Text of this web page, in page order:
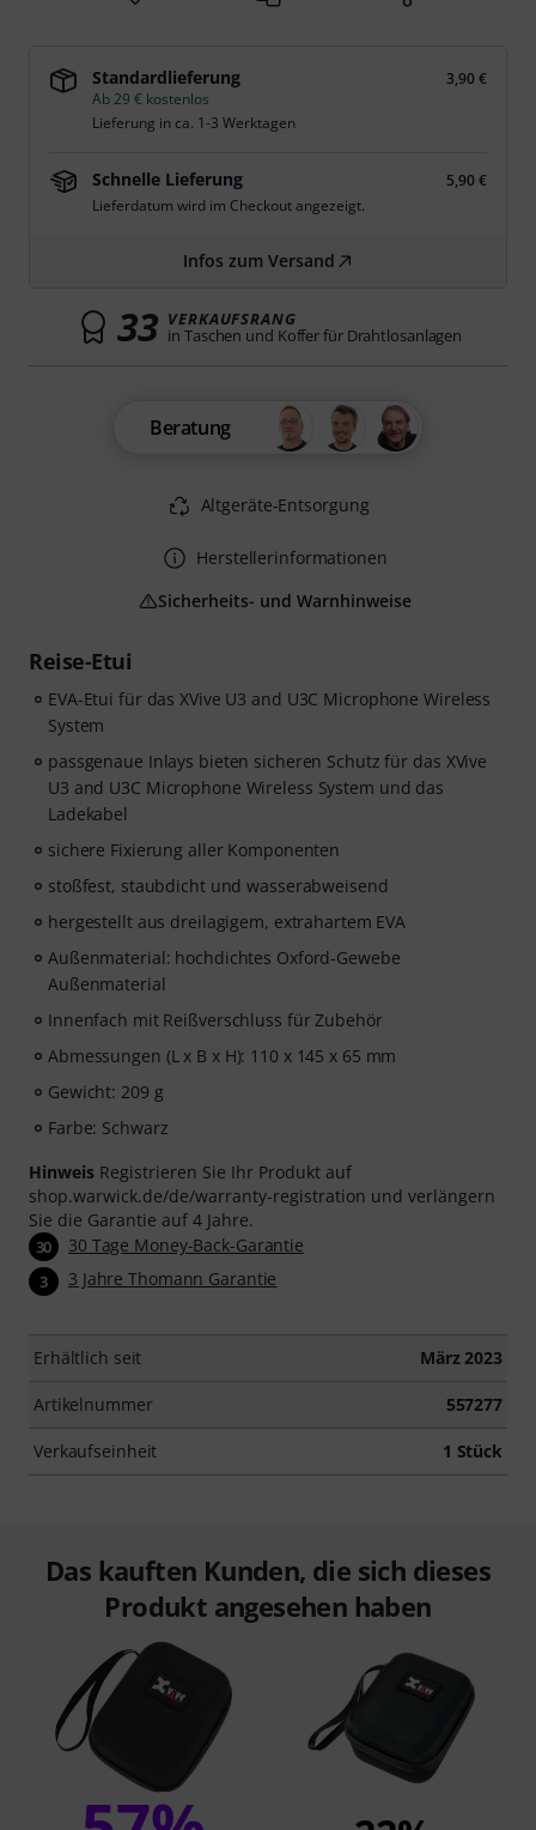
Reise-Etui
EVA-Etui für das XVive U3 and U3C Microphone Wireless
System
passgenaue Inlays bieten sicheren Schutz für das XVive
U3 and U3C Microphone Wireless System und das
Ladekabel
sichere Fixierung aller Komponenten
stoßfest, staubdicht und wasserabweisend
hergestellt aus dreilagigem, extrahartem EVA
Außenmaterial: hochdichtes Oxford-Gewebe
Außenmaterial
Innenfach mit Reißverschluss für Zubehör
Abmessungen (L x B x H): 110 x 145 x 65 mm
Gewicht: 209 g
Farbe: Schwarz
Hinweis Registrieren Sie Ihr Produkt auf
shop.warwick.de/de/warranty-registration und verlängern
Sie die Garantie auf 4 Jahre.
30 30 Tage Money-Back-Garantie
3 3 Jahre Thomann Garantie
Erhältlich seit März 2023
Artikelnummer 557277
Verkaufseinheit 1 Stück
Standardlieferung
3,90 €
Ab 29 € kostenlos
Lieferung in ca. 1-3 Werktagen
Schnelle Lieferung
5,90 €
Lieferdatum wird im Checkout angezeigt.
Infos zum Versand
33 VERKAUFSRANG
in Taschen und Koffer für Drahtlosanlagen
Beratung
Altgeräte-Entsorgung
Herstellerinformationen
Sicherheits- und Warnhinweise
Das kauften Kunden, die sich dieses
Produkt angesehen haben